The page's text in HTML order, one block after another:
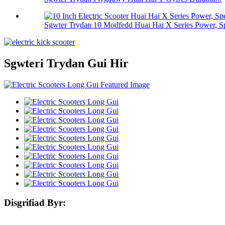
Sgwter Trydan 10 Modfedd Huai Hai X Series Power,
Sgwteri Trydan Gui Hir
Disgrifiad Byr: